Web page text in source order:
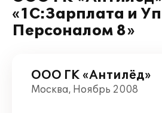
«1С:Зарплата и
Персоналом 8»
ООО ГК «Антилёд»
Москва, Ноябрь 2008